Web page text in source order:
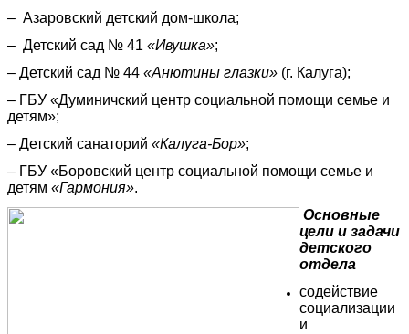
– Азаровский детский дом-школа;
– Детский сад № 41 «Ивушка»;
– Детский сад № 44 «Анютины глазки» (г. Калуга);
– ГБУ «Думиничский центр социальной помощи семье и
детям»;
– Детский санаторий «Калуга-Бор»;
– ГБУ «Боровский центр социальной помощи семье и
детям «Гармония».
Основные
цели и задачи
детского
отдела
содействие
социализации
и